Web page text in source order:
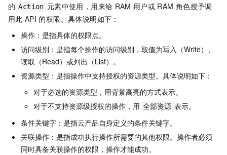
的 Action 元素中使用，用来给 RAM 用户或 RAM 角色授予调
用此 API 的权限。具体说明如下：
操作：是指具体的权限点。
访问级别：是指每个操作的访问级别，取值为写入（Write）、
读取（Read）或列出（List）。
资源类型：是指操作中支持授权的资源类型。具体说明如下：
对于必选的资源类型，用背景高亮的方式表示。
对于不支持资源级授权的操作，用 全部资源 表示。
条件关键字：是指云产品自身定义的条件关键字。
关联操作：是指成功执行操作所需要的其他权限。操作者必须
同时具备关联操作的权限，操作才能成功。